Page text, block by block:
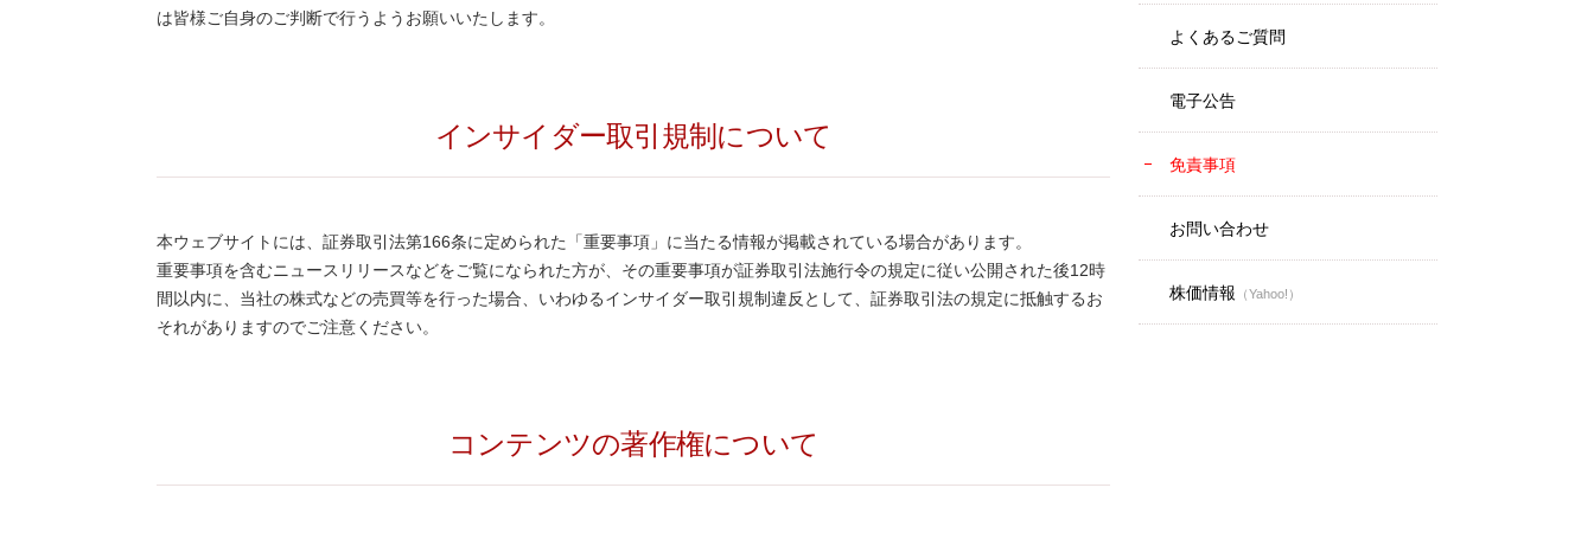
は皆様ご自身のご判断で行うようお願いいたします。
インサイダー取引規制について
本ウェブサイトには、証券取引法第166条に定められた「重要事項」に当たる情報が掲載されている場合があります。
重要事項を含むニュースリリースなどをご覧になられた方が、その重要事項が証券取引法施行令の規定に従い公開された後12時
間以内に、当社の株式などの売買等を行った場合、いわゆるインサイダー取引規制違反として、証券取引法の規定に抵触するお
それがありますのでご注意ください。
コンテンツの著作権について
よくあるご質問
電子公告
免責事項
お問い合わせ
株価情報 （Yahoo!）